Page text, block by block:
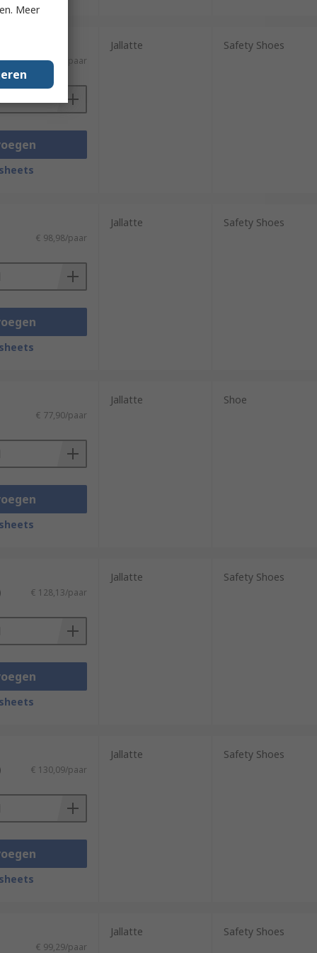
€ 130,09/paar
Jallatte Safety Shoes
€ 98,98/paar
Jallatte Safety Shoes
€ 77,90/paar
Jallatte Shoe
€ 128,13/paar
Jallatte Safety Shoes
€ 130,09/paar
Jallatte Safety Shoes
€ 99,29/paar
Jallatte Safety Shoes
Meer